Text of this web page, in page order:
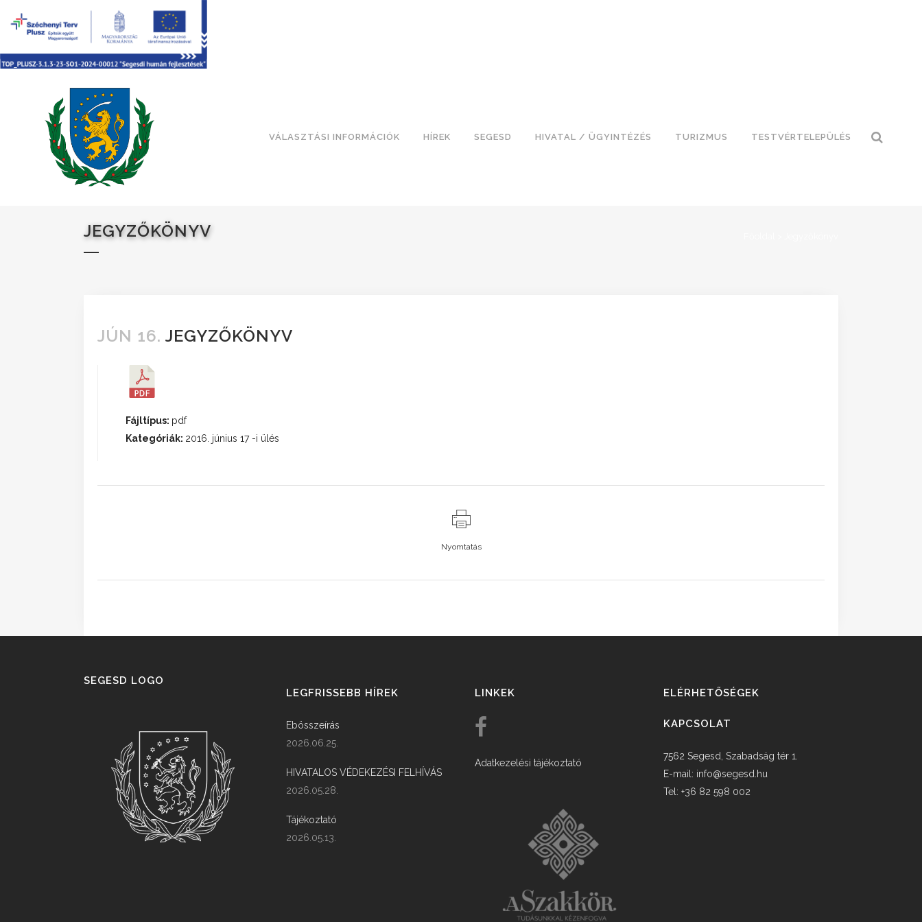
VÁLASZTÁSI INFORMÁCIÓK HÍREK SEGESD HIVATAL / ÜGYINTÉZÉS TURIZMUS TESTVÉRTELEPÜLÉS
JEGYZŐKÖNYV
JÚN 16. JEGYZŐKÖNYV
Fájltípus: pdf
Kategóriák: 2016. június 17 -i ülés
Nyomtatás
SEGESD LOGO
LEGFRISSEBB HÍREK
Ebösszeírás
2026.06.25.
HIVATALOS VÉDEKEZÉSI FELHÍVÁS
2026.05.28.
Tájékoztató
2026.05.13.
LINKEK
Adatkezelési tájékoztató
ELÉRHETŐSÉGEK
KAPCSOLAT
7562 Segesd, Szabadság tér 1.
E-mail: info@segesd.hu
Tel: +36 82 598 002